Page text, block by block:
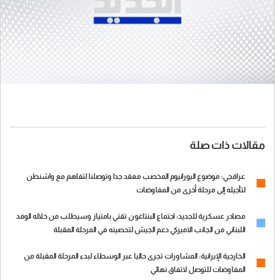
مقالات ذات صلة
عراقجي: موضوع اليورانيوم المخصب معقد جدا وتوصلنا لتفاهم مع واشنطن
لتأجيله إلى مرحلة أخرى من المفاوضات
مصادر عسكرية للجديد: اجتماع البنتاغون تقني بامتياز وسيطلب من خلاله الوفد
اللبناني من الجانب الاميركي دعم الجيش لتحصينه في المرحلة المقبلة
الخارجية الإيرانية: المشاورات تجرى حاليا عبر الوسطاء لبدء المرحلة المقبلة من
المفاوضات للتوصل لاتفاق نهائي